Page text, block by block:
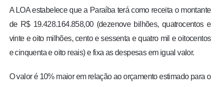
FOTOS
COLUNISTAS
A LOA estabelece que a Paraíba terá como receita o montante
de R$ 19.428.164.858,00 (dezenove bilhões, quatrocentos e
vinte e oito milhões, cento e sessenta e quatro mil e oitocentos
e cinquenta e oito reais) e fixa as despesas em igual valor.
O valor é 10% maior em relação ao orçamento estimado para o